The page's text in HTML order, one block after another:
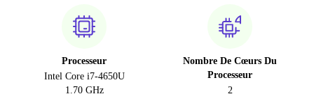
Processeur
Intel Core i7-4650U
1.70 GHz
Nombre De Cœurs Du
Processeur
2